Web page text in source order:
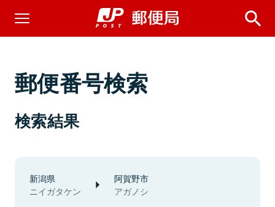
郵便番号検索
検索結果
新潟県
ニイガタケン
阿賀野市
アガノシ